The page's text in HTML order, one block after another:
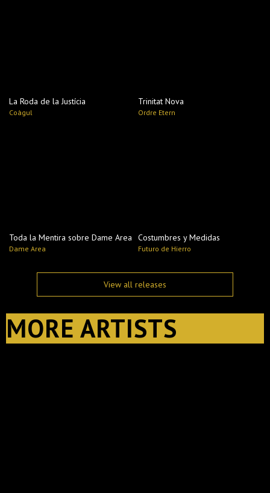
La Roda de la Justícia
Coàgul
Trinitat Nova
Ordre Etern
Toda la Mentira sobre Dame Area
Dame Area
Costumbres y Medidas
Futuro de Hierro
View all releases
MORE ARTISTS